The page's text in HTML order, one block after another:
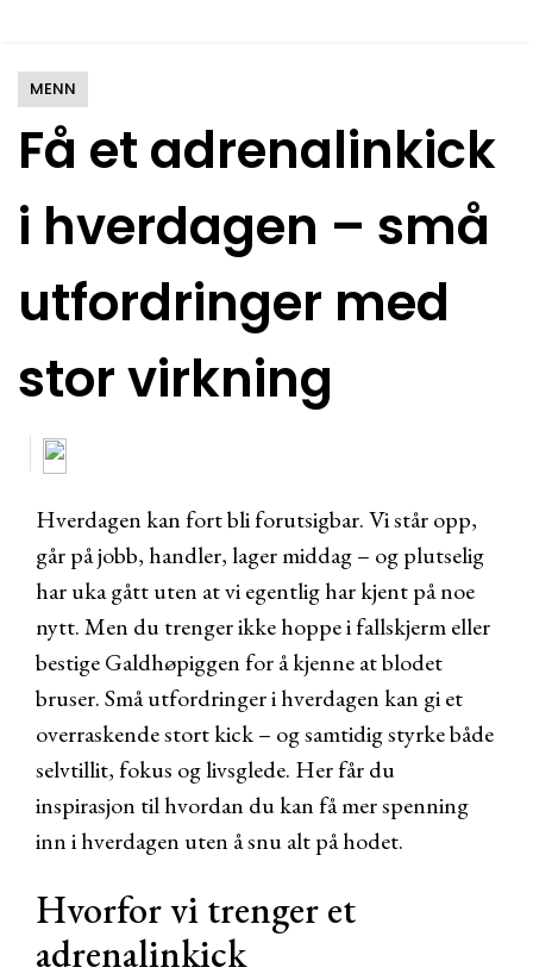
Få et adrenalinkick
i hverdagen – små
utfordringer med
stor virkning
MENN
Hverdagen kan fort bli forutsigbar. Vi står opp,
går på jobb, handler, lager middag – og plutselig
har uka gått uten at vi egentlig har kjent på noe
nytt. Men du trenger ikke hoppe i fallskjerm eller
bestige Galdhøpiggen for å kjenne at blodet
bruser. Små utfordringer i hverdagen kan gi et
overraskende stort kick – og samtidig styrke både
selvtillit, fokus og livsglede. Her får du
inspirasjon til hvordan du kan få mer spenning
inn i hverdagen uten å snu alt på hodet.
Hvorfor vi trenger et
adrenalinkick